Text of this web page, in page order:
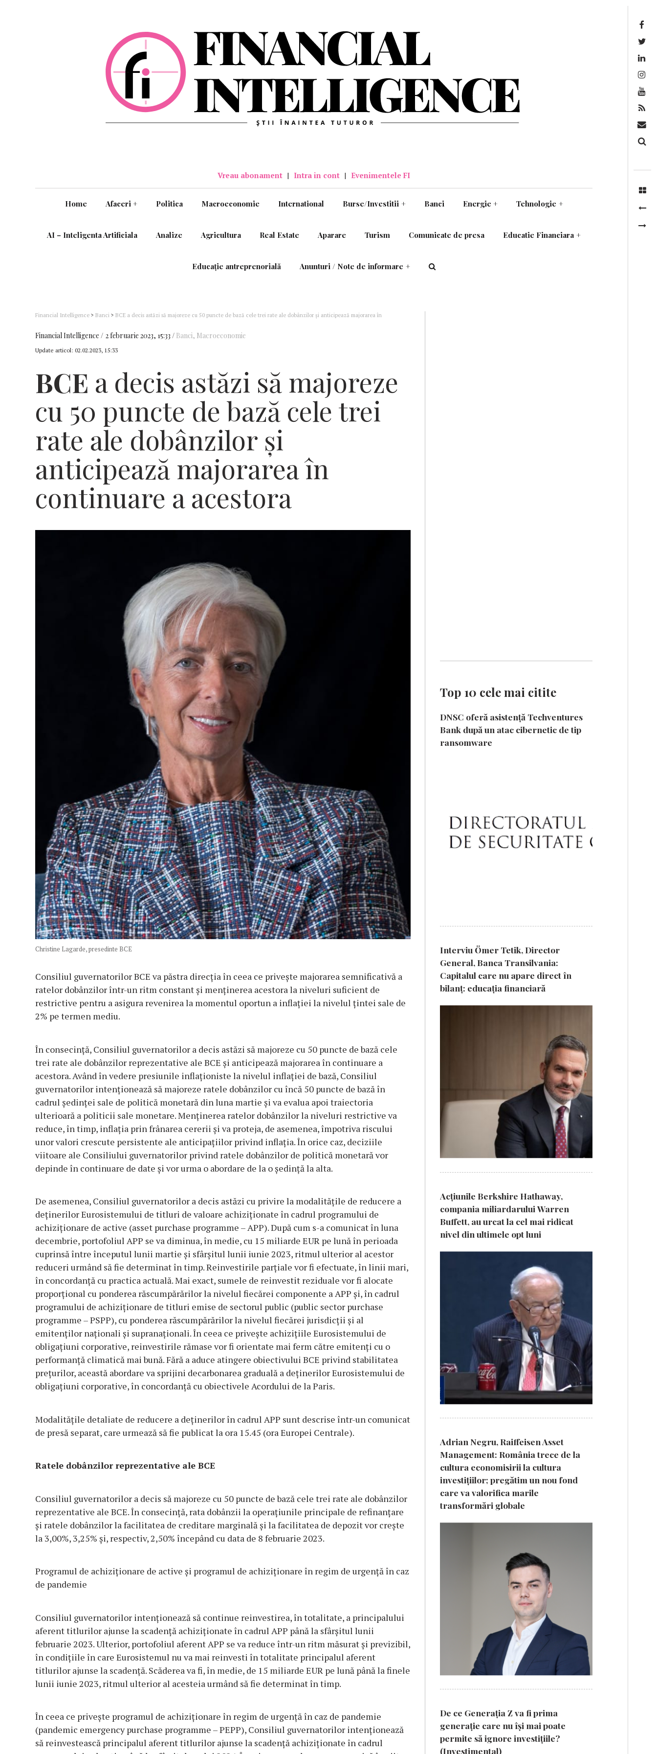
Vreau abonament | Intra in cont | Evenimentele FI
Home Afaceri + Politica Macroeconomie International Burse/Investitii + Banci Energie + Tehnologie +
AI – Inteligenta Artificiala Analize Agricultura Real Estate Aparare Turism Comunicate de presa Educatie Financiara +
Educație antreprenorială Anunturi / Note de informare +
Financial Intelligence > Banci > BCE a decis astăzi să majoreze cu 50 puncte de bază cele trei rate ale dobânzilor și anticipează majorarea în
Financial Intelligence 2 februarie 2023, 15:33 Banci, Macroeconomie
Update articol: 02.02.2023, 15:33
BCE a decis astăzi să majoreze
cu 50 puncte de bază cele trei
rate ale dobânzilor și
anticipează majorarea în
continuare a acestora
Christine Lagarde, presedinte BCE
Consiliul guvernatorilor BCE va păstra direcția în ceea ce privește majorarea semnificativă a
ratelor dobânzilor într-un ritm constant și menținerea acestora la niveluri suficient de
restrictive pentru a asigura revenirea la momentul oportun a inflației la nivelul țintei sale de
2% pe termen mediu.
În consecință, Consiliul guvernatorilor a decis astăzi să majoreze cu 50 puncte de bază cele
trei rate ale dobânzilor reprezentative ale BCE și anticipează majorarea în continuare a
acestora. Având în vedere presiunile inflaționiste la nivelul inflației de bază, Consiliul
guvernatorilor intenționează să majoreze ratele dobânzilor cu încă 50 puncte de bază în
cadrul ședinței sale de politică monetară din luna martie și va evalua apoi traiectoria
ulterioară a politicii sale monetare. Menținerea ratelor dobânzilor la niveluri restrictive va
reduce, în timp, inflația prin frânarea cererii și va proteja, de asemenea, împotriva riscului
unor valori crescute persistente ale anticipațiilor privind inflația. În orice caz, deciziile
viitoare ale Consiliului guvernatorilor privind ratele dobânzilor de politică monetară vor
depinde în continuare de date și vor urma o abordare de la o ședință la alta.
De asemenea, Consiliul guvernatorilor a decis astăzi cu privire la modalitățile de reducere a
deținerilor Eurosistemului de titluri de valoare achiziționate în cadrul programului de
achiziționare de active (asset purchase programme – APP). După cum s-a comunicat în luna
decembrie, portofoliul APP se va diminua, în medie, cu 15 miliarde EUR pe lună în perioada
cuprinsă între începutul lunii martie și sfârșitul lunii iunie 2023, ritmul ulterior al acestor
reduceri urmând să fie determinat în timp. Reinvestirile parțiale vor fi efectuate, în linii mari,
în concordanță cu practica actuală. Mai exact, sumele de reinvestit reziduale vor fi alocate
proporțional cu ponderea răscumpărărilor la nivelul fiecărei componente a APP și, în cadrul
programului de achiziționare de titluri emise de sectorul public (public sector purchase
programme – PSPP), cu ponderea răscumpărărilor la nivelul fiecărei jurisdicții și al
emitenților naționali și supranaționali. În ceea ce privește achizițiile Eurosistemului de
obligațiuni corporative, reinvestirile rămase vor fi orientate mai ferm către emitenți cu o
performanță climatică mai bună. Fără a aduce atingere obiectivului BCE privind stabilitatea
prețurilor, această abordare va sprijini decarbonarea graduală a deținerilor Eurosistemului de
obligațiuni corporative, în concordanță cu obiectivele Acordului de la Paris.
Modalitățile detaliate de reducere a deținerilor în cadrul APP sunt descrise într-un comunicat
de presă separat, care urmează să fie publicat la ora 15.45 (ora Europei Centrale).
Ratele dobânzilor reprezentative ale BCE
Consiliul guvernatorilor a decis să majoreze cu 50 puncte de bază cele trei rate ale dobânzilor
reprezentative ale BCE. În consecință, rata dobânzii la operațiunile principale de refinanțare
și ratele dobânzilor la facilitatea de creditare marginală și la facilitatea de depozit vor crește
la 3,00%, 3,25% și, respectiv, 2,50% începând cu data de 8 februarie 2023.
Programul de achiziționare de active și programul de achiziționare în regim de urgență în caz
de pandemie
Consiliul guvernatorilor intenționează să continue reinvestirea, în totalitate, a principalului
aferent titlurilor ajunse la scadență achiziționate în cadrul APP până la sfârșitul lunii
februarie 2023. Ulterior, portofoliul aferent APP se va reduce într-un ritm măsurat și previzibil,
în condițiile în care Eurosistemul nu va mai reinvesti în totalitate principalul aferent
titlurilor ajunse la scadență. Scăderea va fi, în medie, de 15 miliarde EUR pe lună până la finele
lunii iunie 2023, ritmul ulterior al acesteia urmând să fie determinat în timp.
În ceea ce privește programul de achiziționare în regim de urgență în caz de pandemie
(pandemic emergency purchase programme – PEPP), Consiliul guvernatorilor intenționează
să reinvestească principalul aferent titlurilor ajunse la scadență achiziționate în cadrul
Top 10 cele mai citite
DNSC oferă asistență Techventures
Bank după un atac cibernetic de tip
ransomware
Interviu Ömer Tetik, Director
General, Banca Transilvania:
Capitalul care nu apare direct în
bilanț: educația financiară
Acțiunile Berkshire Hathaway,
compania miliardarului Warren
Buffett, au urcat la cel mai ridicat
nivel din ultimele opt luni
Adrian Negru, Raiffeisen Asset
Management: România trece de la
cultura economisirii la cultura
investițiilor; pregătim un nou fond
care va valorifica marile
transformări globale
De ce Generația Z va fi prima
generație care nu își mai poate
permite să ignore investițiile?
(Investimental)